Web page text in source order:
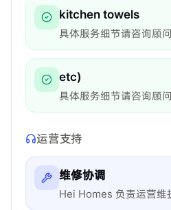
kitchen towels
具体服务细节请咨询顾
etc)
具体服务细节请咨询顾
运营支持
维修协调
Hei Homes 负责运营维